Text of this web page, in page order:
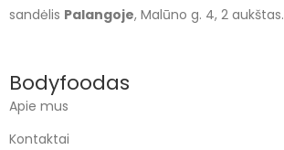
sandėlis Palangoje, Malūno g. 4, 2 aukštas.
Bodyfoodas
Apie mus
Kontaktai